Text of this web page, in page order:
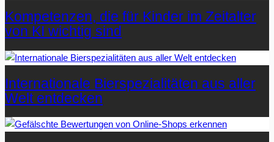
Kompetenzen, die für Kinder im Zeitalter
von KI wichtig sind
Internationale Bierspezialitäten aus aller
Welt entdecken